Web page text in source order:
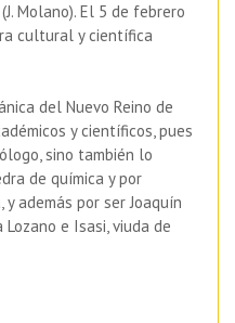
Molano). El 5 de febrero
cultural y científica
del Nuevo Reino de
y científicos, pues
sino también lo
de química y por
además por ser Joaquín
e Isasi, viuda de